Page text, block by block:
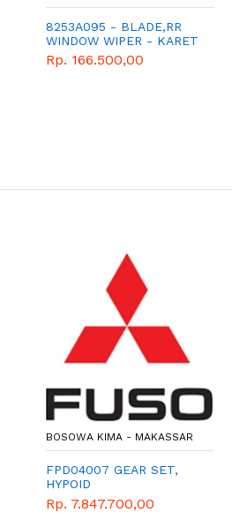
8253A095 - BLADE,RR
WINDOW WIPER - KARET
WIPER BELAKANG -
GENUINE SPAREPART
Rp. 166.500,00
BOSOWA KIMA - MAKASSAR
FPD04007 GEAR SET,
HYPOID
Rp. 7.847.700,00